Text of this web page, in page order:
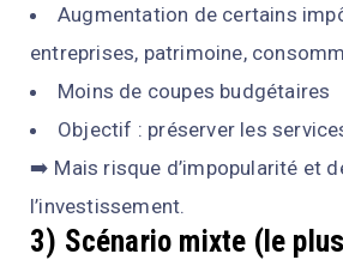
Augmentation de certains
entreprises, patrimoine,
Moins de coupes budgétaires
Objectif : préserver les
➡️ Mais risque d’impopularité et
l’investissement.
3) Scénario mixte (le